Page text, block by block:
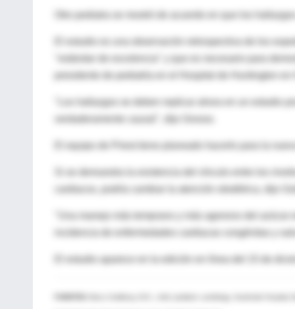
Otro pediatra se mostró de acuerdo en que los
El estudio es una observación retrospectiva de los
presidente de pediatría en el Hospital de Huntington en
"Los hallazgos se deben replicar ahora en un estudio
El equipo de Priest tiene planeado hacerlo para la
Si se demuestra la existencia del vínculo entre los
"Una manejo más temprano y más agresivo del
incidencia de enfermedades cardiacas congénitas y
El estudio aparece en la edición en línea del 15 de